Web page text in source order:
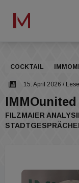
COCKTAIL
15. April 2026 /
FILZMAIER